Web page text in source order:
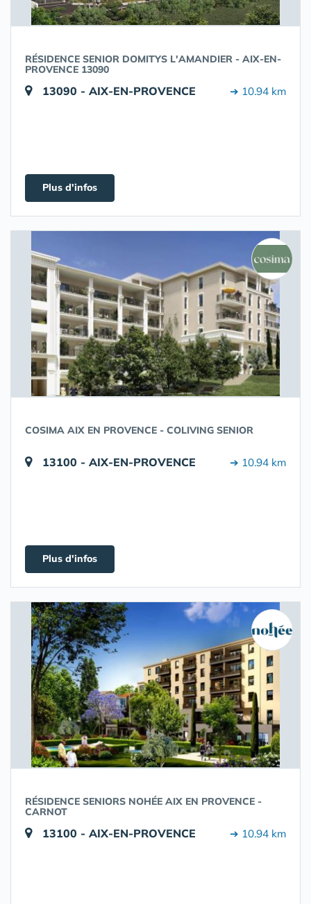
RÉSIDENCE SENIOR DOMITYS L'AMANDIER - AIX-EN-
PROVENCE 13090
13090 - AIX-EN-PROVENCE ➔ 10.94 km
Plus d'infos
COSIMA AIX EN PROVENCE - COLIVING SENIOR
13100 - AIX-EN-PROVENCE ➔ 10.94 km
Plus d'infos
RÉSIDENCE SENIORS NOHÉE AIX EN PROVENCE -
CARNOT
13100 - AIX-EN-PROVENCE ➔ 10.94 km